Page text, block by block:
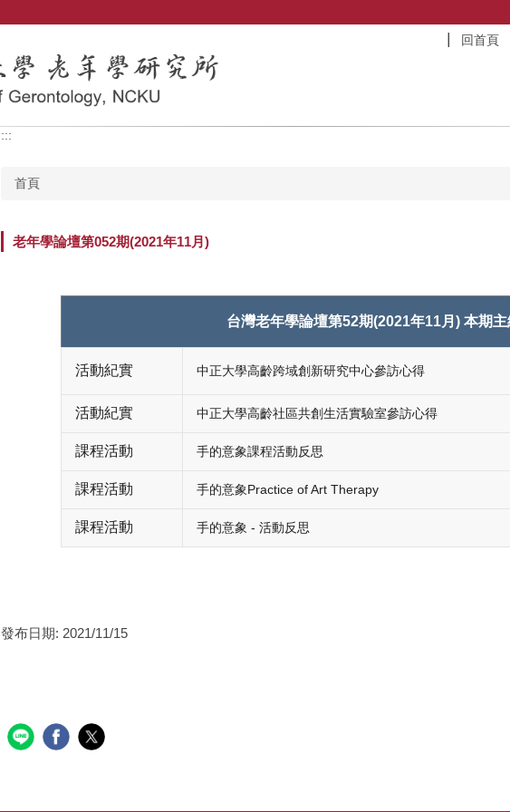
回首頁
:::
首頁
老年學論壇第052期(2021年11月)
台灣老年學論壇第52期(2021年11月) 本期
活動紀實 中正大學高齡跨域創新研究中心參訪心得
活動紀實 中正大學高齡社區共創生活實驗室參訪心得
課程活動 手的意象課程活動反思
課程活動 手的意象Practice of Art Therapy
課程活動 手的意象 - 活動反思
發布日期: 2021/11/15